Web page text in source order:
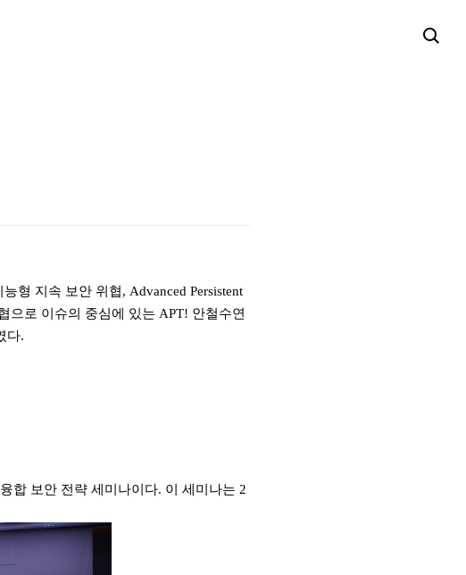
능형 지속 보안 위협, Advanced Persistent
으로 이슈의 중심에 있는 APT! 안철수연
다.
합 보안 전략 세미나이다. 이 세미나는 2